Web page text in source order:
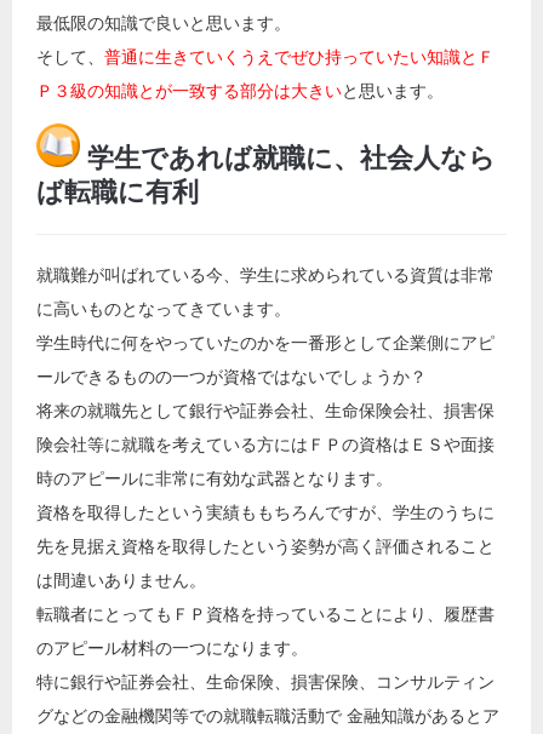
最低限の知識で良いと思います。
そして、 普通に生きていくうえでぜひ持っていたい知識とＦ
Ｐ３級の知識とが一致する部分は大きいと思います。
学生であれば就職に、社会人なら
ば転職に有利
就職難が叫ばれている今、学生に求められている資質は非常
に高いものとなってきています。
学生時代に何をやっていたのかを一番形として企業側にアピ
ールできるものの一つが資格ではないでしょうか？
将来の就職先として銀行や証券会社、生命保険会社、損害保
険会社等に就職を考えている方にはＦＰの資格はＥＳや面接
時のアピールに非常に有効な武器となります。
資格を取得したという実績ももちろんですが、学生のうちに
先を見据え資格を取得したという姿勢が高く評価されること
は間違いありません。
転職者にとってもＦＰ資格を持っていることにより、履歴書
のアピール材料の一つになります。
特に銀行や証券会社、生命保険、損害保険、コンサルティン
グなどの金融機関等での就職転職活動で 金融知識があるとア